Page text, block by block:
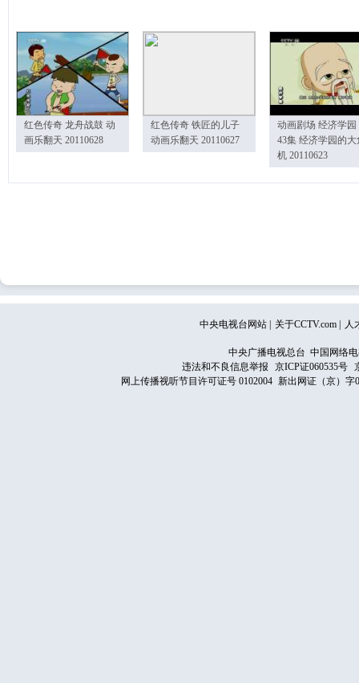
红色传奇 龙舟战鼓 动
画乐翻天 20110628
红色传奇 铁匠的儿子
动画乐翻天 20110627
动画剧场 经济学园
43集 经济学园的大
机 20110623
中央电视台网站 关于CCTV.com 人
中央广播电视总台 中国网络
违法和不良信息举报
京ICP证060535号
网上传播视听节目许可证号 0102004 新出网证（京）